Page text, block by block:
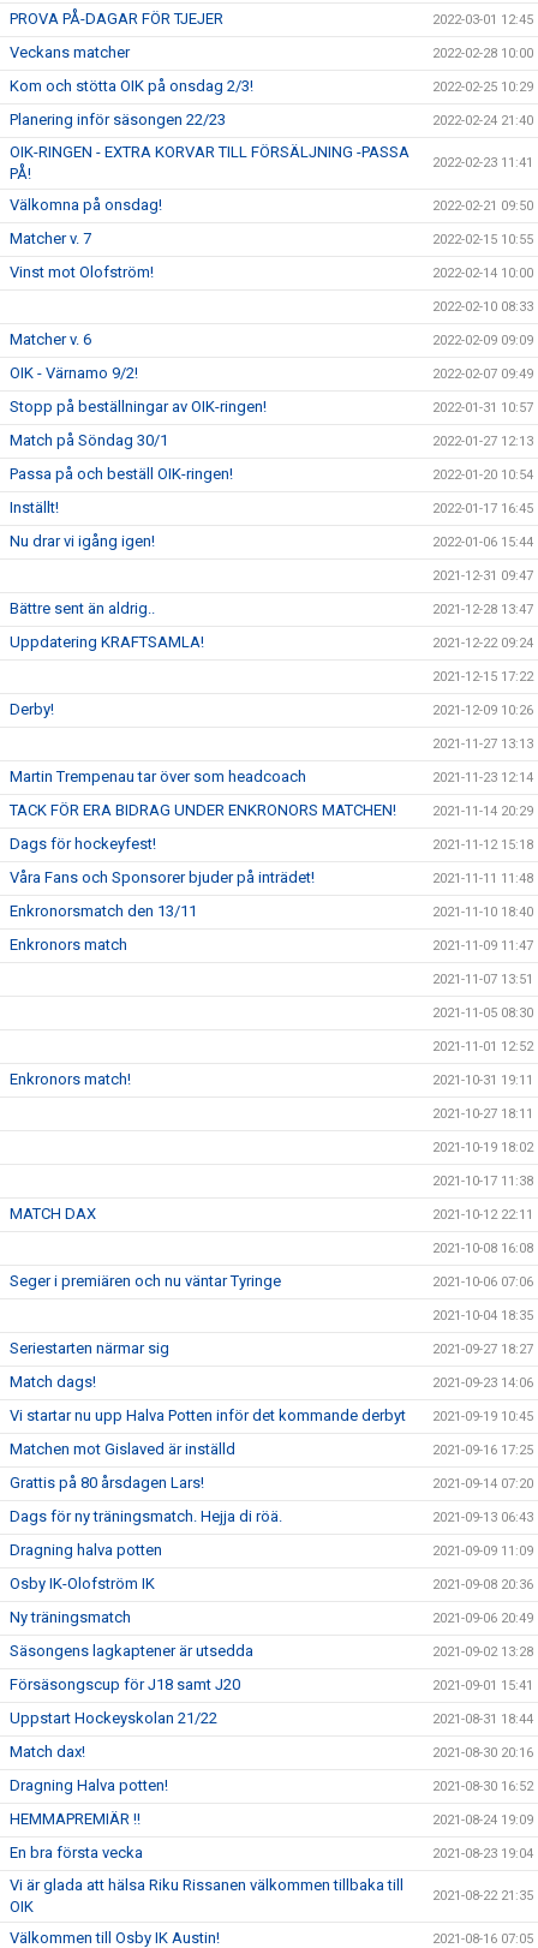
PROVA PÅ-DAGAR FÖR TJEJER 2022-03-01 12:45
Veckans matcher 2022-02-28 10:00
Kom och stötta OIK på onsdag 2/3! 2022-02-25 10:29
Planering inför säsongen 22/23 2022-02-24 21:40
OIK-RINGEN - EXTRA KORVAR TILL FÖRSÄLJNING -PASSA
PÅ!
2022-02-23 11:41
Välkomna på onsdag! 2022-02-21 09:50
Matcher v. 7 2022-02-15 10:55
Vinst mot Olofström! 2022-02-14 10:00
2022-02-10 08:33
Matcher v. 6 2022-02-09 09:09
OIK - Värnamo 9/2! 2022-02-07 09:49
Stopp på beställningar av OIK-ringen! 2022-01-31 10:57
Match på Söndag 30/1 2022-01-27 12:13
Passa på och beställ OIK-ringen! 2022-01-20 10:54
Inställt! 2022-01-17 16:45
Nu drar vi igång igen! 2022-01-06 15:44
2021-12-31 09:47
Bättre sent än aldrig.. 2021-12-28 13:47
Uppdatering KRAFTSAMLA! 2021-12-22 09:24
2021-12-15 17:22
Derby! 2021-12-09 10:26
2021-11-27 13:13
Martin Trempenau tar över som headcoach 2021-11-23 12:14
TACK FÖR ERA BIDRAG UNDER ENKRONORS MATCHEN! 2021-11-14 20:29
Dags för hockeyfest! 2021-11-12 15:18
Våra Fans och Sponsorer bjuder på inträdet! 2021-11-11 11:48
Enkronorsmatch den 13/11 2021-11-10 18:40
Enkronors match 2021-11-09 11:47
2021-11-07 13:51
2021-11-05 08:30
2021-11-01 12:52
Enkronors match! 2021-10-31 19:11
2021-10-27 18:11
2021-10-19 18:02
2021-10-17 11:38
MATCH DAX 2021-10-12 22:11
2021-10-08 16:08
Seger i premiären och nu väntar Tyringe 2021-10-06 07:06
2021-10-04 18:35
Seriestarten närmar sig 2021-09-27 18:27
Match dags! 2021-09-23 14:06
Vi startar nu upp Halva Potten inför det kommande derbyt 2021-09-19 10:45
Matchen mot Gislaved är inställd 2021-09-16 17:25
Grattis på 80 årsdagen Lars! 2021-09-14 07:20
Dags för ny träningsmatch. Hejja di röä. 2021-09-13 06:43
Dragning halva potten 2021-09-09 11:09
Osby IK-Olofström IK 2021-09-08 20:36
Ny träningsmatch 2021-09-06 20:49
Säsongens lagkaptener är utsedda 2021-09-02 13:28
Försäsongscup för J18 samt J20 2021-09-01 15:41
Uppstart Hockeyskolan 21/22 2021-08-31 18:44
Match dax! 2021-08-30 20:16
Dragning Halva potten! 2021-08-30 16:52
HEMMAPREMIÄR !! 2021-08-24 19:09
En bra första vecka 2021-08-23 19:04
Vi är glada att hälsa Riku Rissanen välkommen tillbaka till
OIK
2021-08-22 21:35
Välkommen till Osby IK Austin! 2021-08-16 07:05